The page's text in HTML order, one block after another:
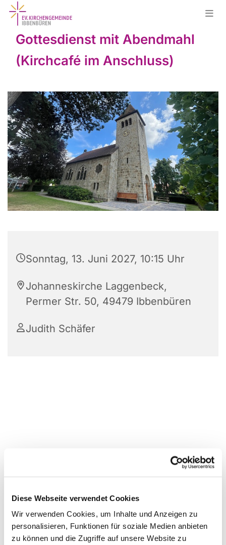
Diese Webseite verwendet Cookies
Wir verwenden Cookies, um Inhalte und Anzeigen zu
personalisieren, Funktionen für soziale Medien anbieten
zu können und die Zugriffe auf unsere Website zu
Gottesdienst mit Abendmahl
(Kirchcafé im Anschluss)
Sonntag, 13. Juni 2027, 10:15 Uhr
Johanneskirche Laggenbeck,
Permer Str. 50, 49479 Ibbenbüren
Judith Schäfer